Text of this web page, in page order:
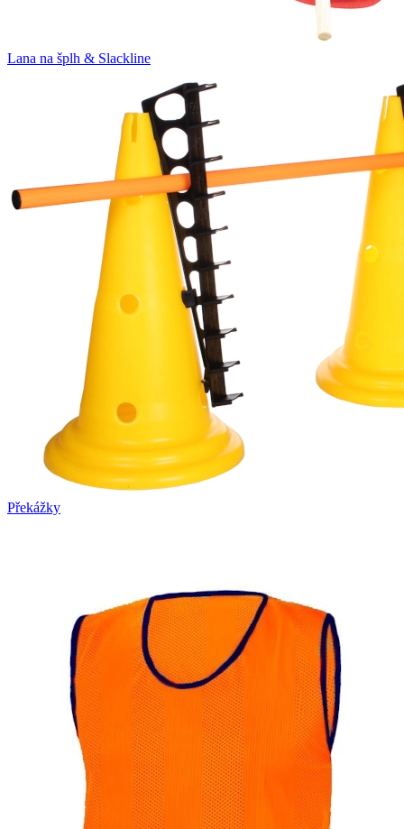
Lana na šplh & Slackline
Překážky